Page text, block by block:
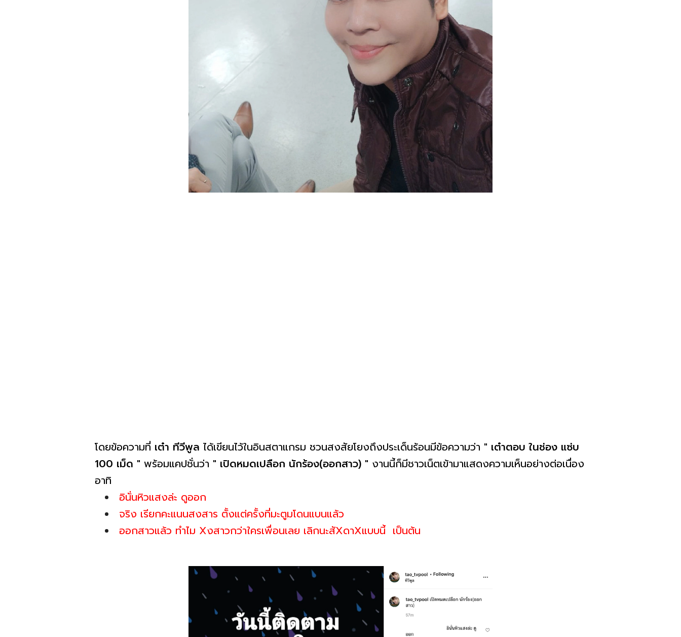
โดยข้อความที่ เต๋า ทีวีพูล ได้เขียนไว้ในอินสตาแกรม ชวนสงสัยโยงถึงประเด็นร้อนมีข้อความว่า " เต๋าตอบ ในช่อง แซ่บ
100 เม็ด " พร้อมแคปชั่นว่า " เปิดหมดเปลือก นักร้อง(ออกสาว) " งานนี้ก็มีชาวเน็ตเข้ามาแสดงความเห็นอย่างต่อเนื่อง
อาทิ
อินั่นหิวแสงล่ะ ดูออก
จริง เรียกคะแนนสงสาร ตั้งแต่ครั้งที่มะตูมโดนแบนแล้ว
ออกสาวแล้ว ทำไม Xงสาวกว่าใครเพื่อนเลย เลิกนะสัXดาXแบบนี้ เป็นต้น